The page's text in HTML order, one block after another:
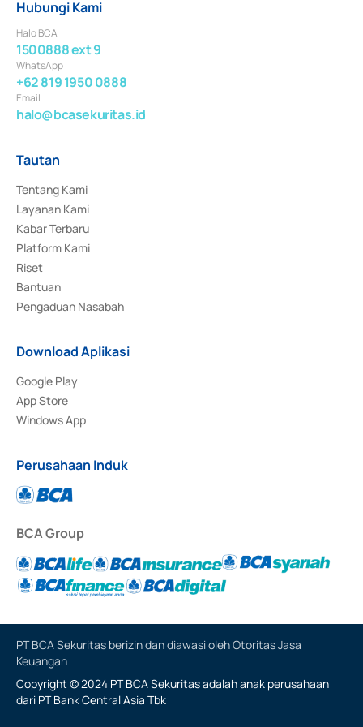
Hubungi Kami
Halo BCA
1500888 ext 9
WhatsApp
+62 819 1950 0888
Email
halo@bcasekuritas.id
Tautan
Tentang Kami
Layanan Kami
Kabar Terbaru
Platform Kami
Riset
Bantuan
Pengaduan Nasabah
Download Aplikasi
Google Play
App Store
Windows App
Perusahaan Induk
BCA Group
PT BCA Sekuritas berizin dan diawasi oleh Otoritas Jasa
Keuangan
Copyright © 2024 PT BCA Sekuritas adalah anak perusahaan
dari PT Bank Central Asia Tbk